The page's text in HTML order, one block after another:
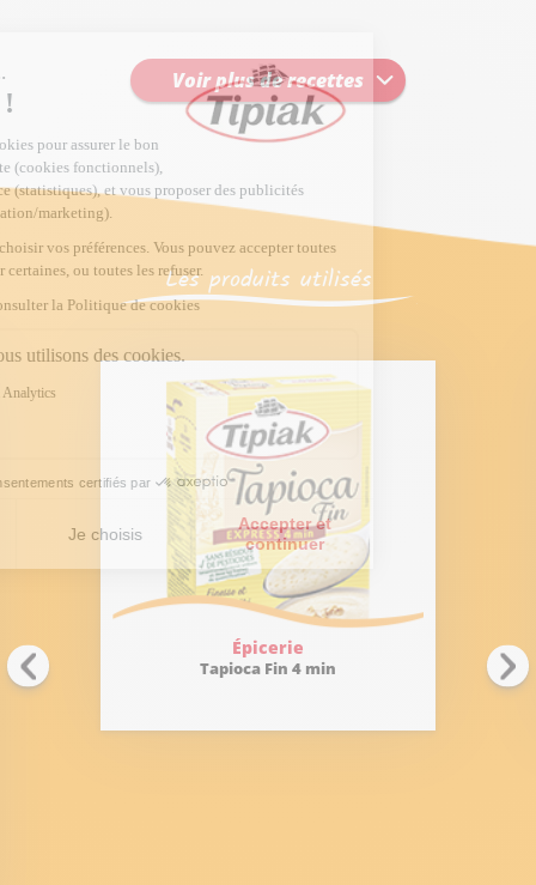
Voir plus de recettes
Les produits utilisés
Épicerie
Tapioca Fin 4 min